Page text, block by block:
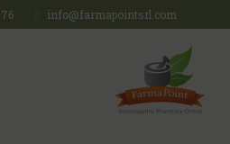
info@farmapointsrl.com